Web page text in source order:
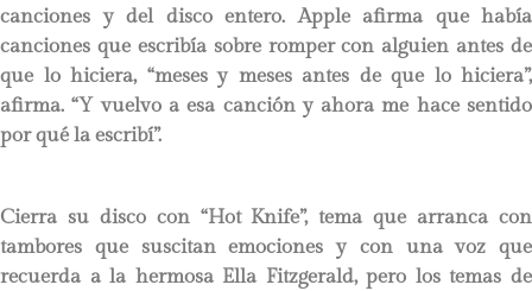
canciones y del disco entero. Apple afirma que había
canciones que escribía sobre romper con alguien antes de
que lo hiciera, “meses y meses antes de que lo hiciera”,
afirma. “Y vuelvo a esa canción y ahora me hace sentido
por qué la escribí”.
Cierra su disco con “Hot Knife”, tema que arranca con
tambores que suscitan emociones y con una voz que
recuerda a la hermosa Ella Fitzgerald, pero los temas de